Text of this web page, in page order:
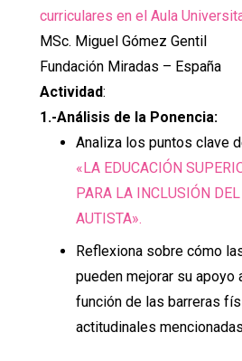
curriculares en el Aula
MSc. Miguel Gómez Gentil
Fundación Miradas – España
Actividad:
1.-Análisis de la Ponencia:
Analiza los puntos clave
«LA EDUCACIÓN
PARA LA INCLUSIÓN
AUTISTA».
Reflexiona sobre cómo
pueden mejorar su apoyo
función de las barreras
actitudinales